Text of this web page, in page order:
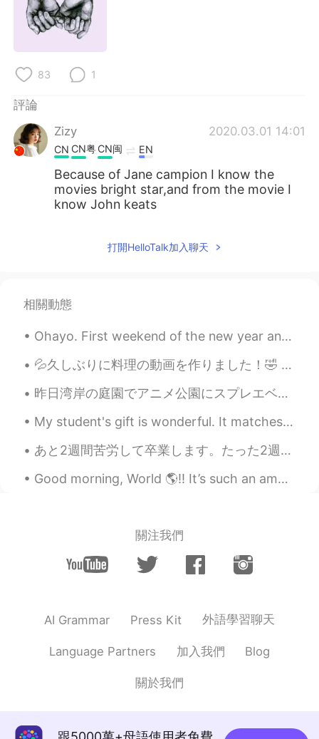
83 1
評論
Zizy
2020.03.01 14:01
CN CN粤CN闽 EN
Because of Jane campion I know the
movies bright star,and from the movie I
know John keats
打開HelloTalk加入聊天
相關動態
Ohayo. First weekend of the new year and Bandit and I are hangout with my brother watching a Net...
💦久しぶりに料理の動画を作りました！🤣 チャネル本当に半年も放置しましたね😅 今回は家で簡単に作れるホイコーローや春巻と中華卵スープの動画ですよ😉中華料理🥡🥢好きなみなさん是非観てみてください💕...
昨日湾岸の庭園でアニメ公園にスプレエベントへ行きました！😆 僕を選んだキアラはワンピースのハンコックです。彼女は長くて黒い髪があるし、姿も似合おうし、とてもいい選択ですね！かつらを着用するは暑い...
My student's gift is wonderful. It matches my jacket haha. Now I have 15 days off of work. Going...
あと2週間苦労して卒業します。たった2週間！めっちゃ嬉しい！学士号を取得します。😭😄一生懸命やってくれた…そしてもうすぐ終わりだ！ Two more weeks of struggling a...
Good morning, World 🌎!! It’s such an amazing Saturday. ☀️ I woke up feeling renewed! Life is ...
關注我們
AI Grammar Press Kit 外語學習聊天
Language Partners 加入我們 Blog
關於我們